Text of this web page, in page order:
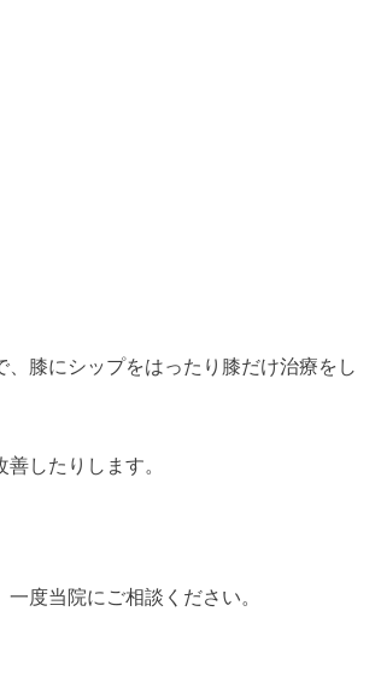
、膝にシップをはったり膝だけ治療をし
したりします。
度当院にご相談ください。